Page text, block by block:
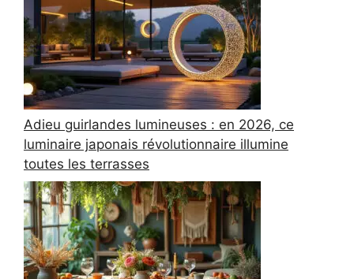
Adieu guirlandes lumineuses : en 2026, ce
luminaire japonais révolutionnaire illumine
toutes les terrasses